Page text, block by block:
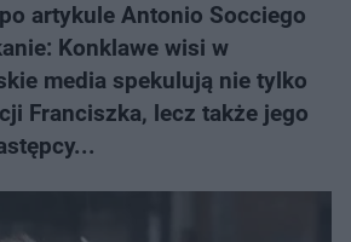
artykule Antonio Socciego
Konklawe wisi w
media spekulują nie tylko
Franciszka, lecz także jego